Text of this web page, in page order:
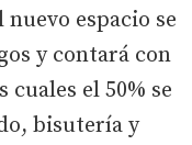
nuevo espacio se
y contará con
cuales el 50% se
bisutería y